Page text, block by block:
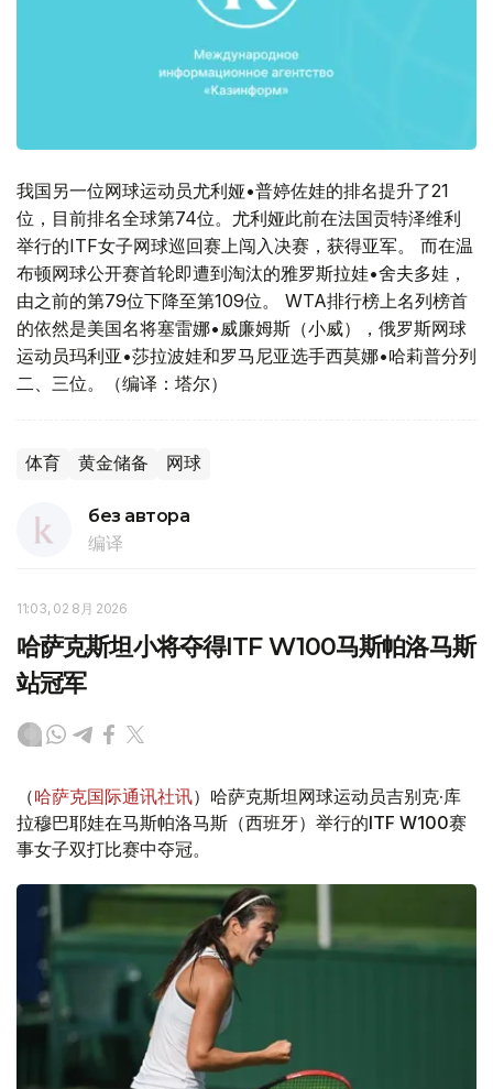
我国另一位网球运动员尤利娅•普婷佐娃的排名提升了21
位，目前排名全球第74位。尤利娅此前在法国贡特泽维利
举行的ITF女子网球巡回赛上闯入决赛，获得亚军。 而在温
布顿网球公开赛首轮即遭到淘汰的雅罗斯拉娃•舍夫多娃，
由之前的第79位下降至第109位。 WTA排行榜上名列榜首
的依然是美国名将塞雷娜•威廉姆斯（小威），俄罗斯网球
运动员玛利亚•莎拉波娃和罗马尼亚选手西莫娜•哈莉普分列
二、三位。（编译：塔尔）
体育 黄金储备 网球
без автора
编译
11:03, 02 8月 2026
哈萨克斯坦小将夺得ITF W100马斯帕洛马斯
站冠军
（哈萨克国际通讯社讯）哈萨克斯坦网球运动员吉别克·库
拉穆巴耶娃在马斯帕洛马斯（西班牙）举行的ITF W100赛
事女子双打比赛中夺冠。